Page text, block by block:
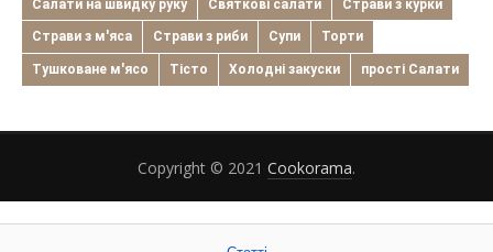
Салати на швидку руку Святкові салати Страви з курки
Страви з м'яса Страви з риби Супи Торти
Тушковане м'ясо Тісто Холодні закуски прості Салати
Copyright © 2021 Cookorama.